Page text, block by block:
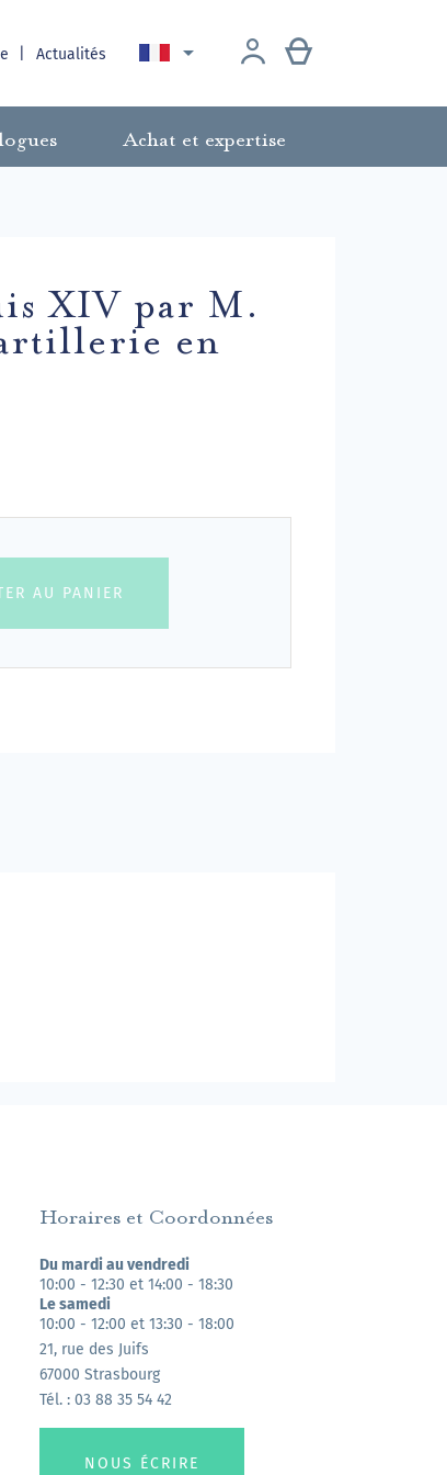
Actualités 
Achat et expertise
XIV par M.
en
AU PANIER
Horaires et Coordonnées
Du mardi au vendredi
10:00 - 12:30 et 14:00 - 18:30
Le samedi
10:00 - 12:00 et 13:30 - 18:00
21, rue des Juifs
67000 Strasbourg
Tél. : 03 88 35 54 42
NOUS ÉCRIRE